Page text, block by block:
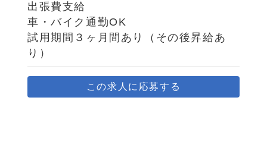
出張費支給
車・バイク通勤OK
試用期間３ヶ月間あり（その後昇給あ
り）
この求人に応募する